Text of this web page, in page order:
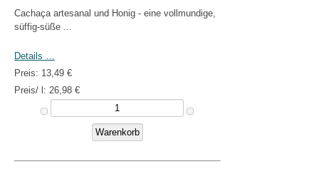
Cachaça artesanal und Honig - eine vollmundige,
süffig-süße ...
Details …
Preis: 13,49 €
Preis/ l: 26,98 €